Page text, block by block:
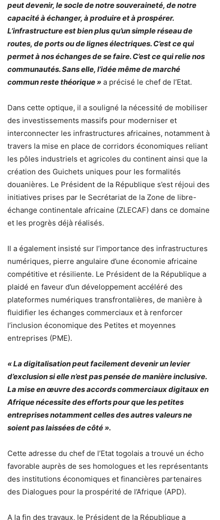
peut devenir, le socle de notre souveraineté, de notre
capacité à échanger, à produire et à prospérer.
L’infrastructure est bien plus qu’un simple réseau de
routes, de ports ou de lignes électriques. C’est ce qui
permet à nos échanges de se faire. C’est ce qui relie nos
communautés. Sans elle, l’idée même de marché
commun reste théorique » a précisé le chef de l’Etat.
Dans cette optique, il a souligné la nécessité de mobiliser
des investissements massifs pour moderniser et
interconnecter les infrastructures africaines, notamment à
travers la mise en place de corridors économiques reliant
les pôles industriels et agricoles du continent ainsi que la
création des Guichets uniques pour les formalités
douanières. Le Président de la République s’est réjoui des
initiatives prises par le Secrétariat de la Zone de libre-
échange continentale africaine (ZLECAF) dans ce domaine
et les progrès déjà réalisés.
Il a également insisté sur l’importance des infrastructures
numériques, pierre angulaire d’une économie africaine
compétitive et résiliente. Le Président de la République a
plaidé en faveur d’un développement accéléré des
plateformes numériques transfrontalières, de manière à
fluidifier les échanges commerciaux et à renforcer
l’inclusion économique des Petites et moyennes
entreprises (PME).
« La digitalisation peut facilement devenir un levier
d’exclusion si elle n’est pas pensée de manière inclusive.
La mise en œuvre des accords commerciaux digitaux en
Afrique nécessite des efforts pour que les petites
entreprises notamment celles des autres valeurs ne
soient pas laissées de côté ».
Cette adresse du chef de l’Etat togolais a trouvé un écho
favorable auprès de ses homologues et les représentants
des institutions économiques et financières partenaires
des Dialogues pour la prospérité de l’Afrique (APD).
A la fin des travaux, le Président de la République a